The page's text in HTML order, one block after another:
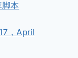
本
，April